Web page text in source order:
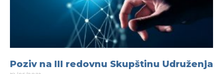
Poziv na III redovnu Skupštinu Udruženja